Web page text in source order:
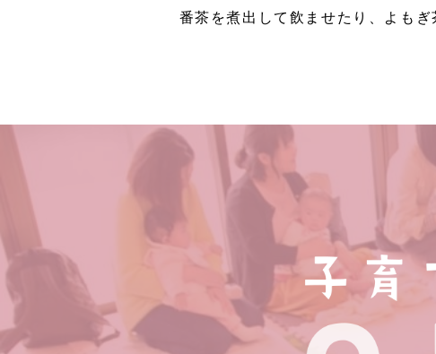
番茶を煮出して飲ませたり、よもぎ